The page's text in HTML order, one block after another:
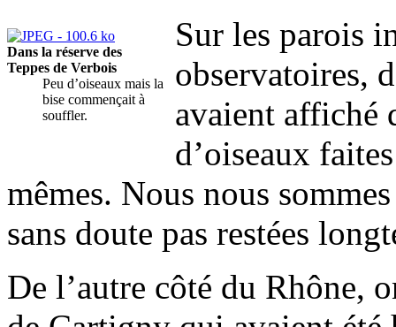
Dans la réserve des
Teppes de Verbois
Peu d’oiseaux mais la
bise commençait à
souffler.
Sur les parois
observatoires,
avaient affiché
d’oiseaux
mêmes. Nous nous
sans doute pas restées
De l’autre côté du Rhône,